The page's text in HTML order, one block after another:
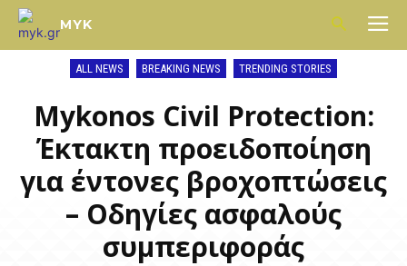
MYK
ALL NEWS BREAKING NEWS TRENDING STORIES
Mykonos Civil Protection:
Έκτακτη προειδοποίηση
για έντονες βροχοπτώσεις
– Οδηγίες ασφαλούς
συμπεριφοράς